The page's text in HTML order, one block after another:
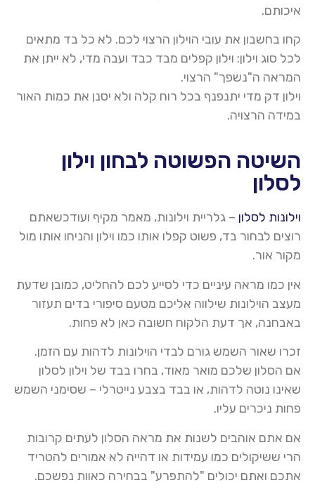
איכותם.
קחו בחשבון את עובי הוילון הרצוי לכם. לא כל בד מתאים
לכל סוג וילון: וילון קפלים מבד כבד ועבה מדי, לא ייתן את
המראה ה"נשפך" הרצוי.
וילון דק מדי יתנפנף בכל רוח קלה ולא יסנן את כמות האור
במידה הרצויה.
השיטה הפשוטה לבחון וילון
לסלון
וילונות לסלון – גלריית וילונות, מאמר מקיף ועודכשאתם
רוצים לבחור בד, פשוט קפלו אותו כמו וילון והניחו אותו מול
מקור אור.
אין כמו מראה עיניים כדי לסייע לכם להחליט, כמובן שדעת
מעצב הוילונות שילווה אליכם מטעם סיפורי בדים תעזור
באבחנה, אך דעת הלקוח חשובה כאן לא פחות.
זכרו שאור השמש גורם לבדי הוילונות לדהות עם הזמן.
אם הסלון שלכם מואר מאוד, בחרו בבד של וילון לסלון
שאינו נוטה לדהות, או בבד בצבע נייטרלי – שסימני השמש
פחות ניכרים עליו.
אם אתם אוהבים לשנות את מראה הסלון לעתים קרובות
הרי ששיקולים כמו עמידות או דהייה לא אמורים להטריד
אתכם ואתם יכולים "להתפרע" בבחירה כאוות נפשכם.